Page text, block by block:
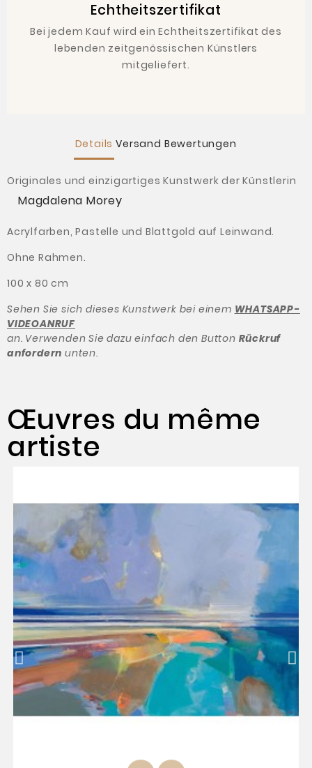
Echtheitszertifikat
Bei jedem Kauf wird ein Echtheitszertifikat des
lebenden zeitgenössischen Künstlers
mitgeliefert.
Details Versand Bewertungen
Originales und einzigartiges Kunstwerk der Künstlerin
Magdalena Morey
Acrylfarben, Pastelle und Blattgold auf Leinwand.
Ohne Rahmen.
100 x 80 cm
Sehen Sie sich dieses Kunstwerk bei einem WHATSAPP-
VIDEOANRUF
an. Verwenden Sie dazu einfach den Button Rückruf
anfordern unten.
Œuvres du même
artiste